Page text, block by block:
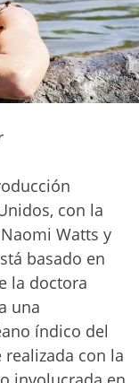
con la
Watts y
basado en
la doctora
una
índico del
realizada con la